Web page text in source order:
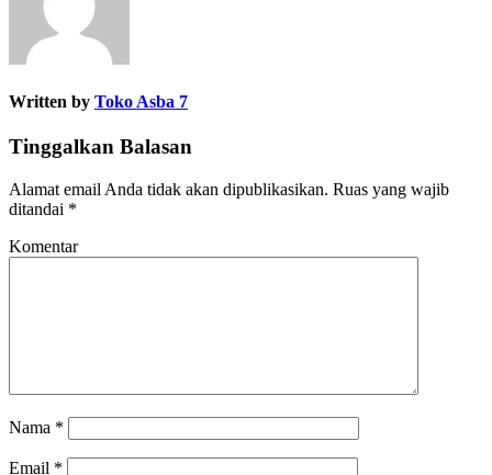
Written by Toko Asba 7
Tinggalkan Balasan
Alamat email Anda tidak akan dipublikasikan. Ruas yang wajib
ditandai *
Komentar
Nama *
Email *